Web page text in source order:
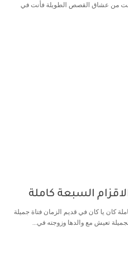
من عشاق القصص الطويلة فأنت في
السبعة كاملة
كان يا كان في قديم الزمان فتاة جميلة
تعيش مع والدها وزوجته في...